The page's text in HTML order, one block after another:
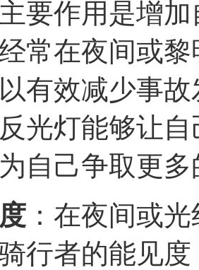
要作用是增
常在夜间或
有效减少事
光灯能够让
自己争取更
：在夜间或
行者的能见